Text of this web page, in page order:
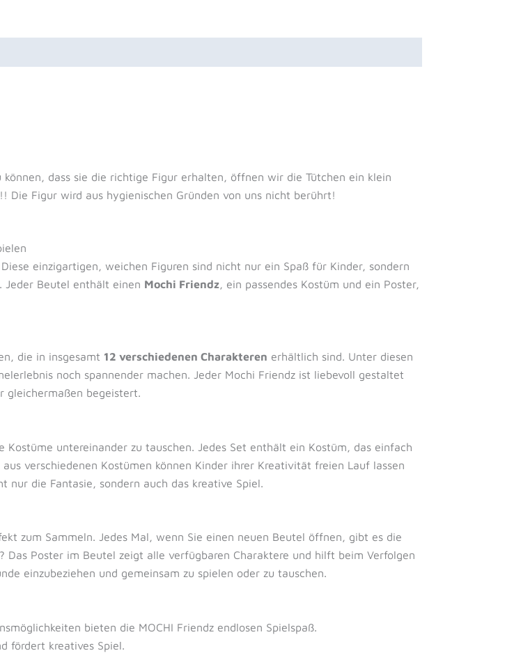
können, dass sie die richtige Figur erhalten, öffnen wir die Tütchen ein klein
Figur wird aus hygienischen Gründen von uns nicht berührt!
einzigartigen, weichen Figuren sind nicht nur ein Spaß für Kinder, sondern
Jeder Beutel enthält einen Mochi Friendz, ein passendes Kostüm und ein Poster,
die in insgesamt 12 verschiedenen Charakteren erhältlich sind. Unter diesen
noch spannender machen. Jeder Mochi Friendz ist liebevoll gestaltet
gleichermaßen begeistert.
untereinander zu tauschen. Jedes Set enthält ein Kostüm, das einfach
aus verschiedenen Kostümen können Kinder ihrer Kreativität freien Lauf lassen
die Fantasie, sondern auch das kreative Spiel.
zum Sammeln. Jedes Mal, wenn Sie einen neuen Beutel öffnen, gibt es die
Poster im Beutel zeigt alle verfügbaren Charaktere und hilft beim Verfolgen
einzubeziehen und gemeinsam zu spielen oder zu tauschen.
bieten die MOCHI Friendz endlosen Spielspaß.
fördert kreatives Spiel.